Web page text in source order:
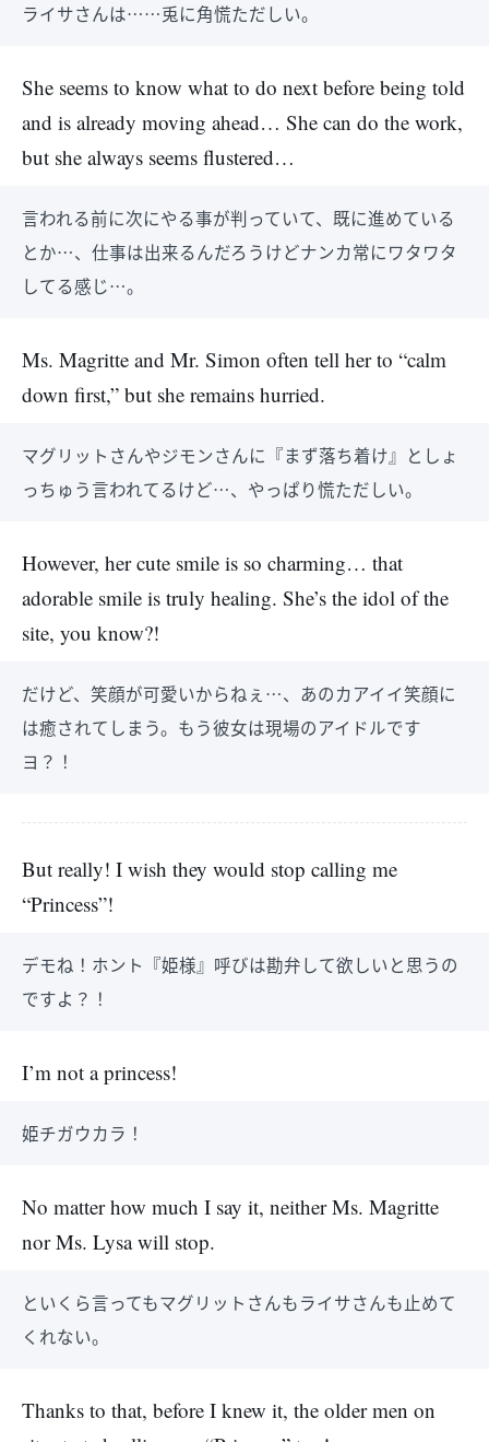
ライサさんは……兎に角慌ただしい。
She seems to know what to do next before being told
and is already moving ahead… She can do the work,
but she always seems flustered…
言われる前に次にやる事が判っていて、既に進めている
とか…、仕事は出来るんだろうけどナンカ常にワタワタ
してる感じ…。
Ms. Magritte and Mr. Simon often tell her to “calm
down first,” but she remains hurried.
マグリットさんやジモンさんに『まず落ち着け』としょ
っちゅう言われてるけど…、やっぱり慌ただしい。
However, her cute smile is so charming… that
adorable smile is truly healing. She’s the idol of the
site, you know?!
だけど、笑顔が可愛いからねぇ…、あのカアイイ笑顔に
は癒されてしまう。もう彼女は現場のアイドルです
ヨ？！
But really! I wish they would stop calling me
“Princess”!
デモね！ホント『姫様』呼びは勘弁して欲しいと思うの
ですよ？！
I’m not a princess!
姫チガウカラ！
No matter how much I say it, neither Ms. Magritte
nor Ms. Lysa will stop.
といくら言ってもマグリットさんもライサさんも止めて
くれない。
Thanks to that, before I knew it, the older men on